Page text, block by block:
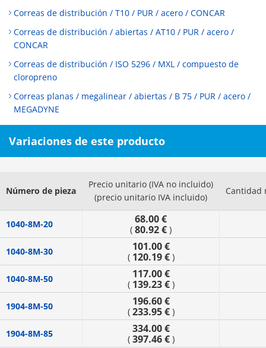
Correas de distribución / T10 / PUR / acero / CONCAR
Correas de distribución / abiertas / AT10 / PUR / acero /
CONCAR
Correas de distribución / ISO 5296 / MXL / compuesto de
cloropreno
Correas planas / megalinear / abiertas / B 75 / PUR / acero /
MEGADYNE
Variaciones de este producto
Número de pieza
Precio unitario (IVA no incluido)
(precio unitario IVA incluido)
Cantidad
1040-8M-20 68.00 €
( 80.92 € )
1040-8M-30 101.00 €
( 120.19 €)
1040-8M-50 117.00 €
( 139.23 €)
1904-8M-50 196.60 €
( 233.95 €)
1904-8M-85 334.00 €
( 397.46 €)